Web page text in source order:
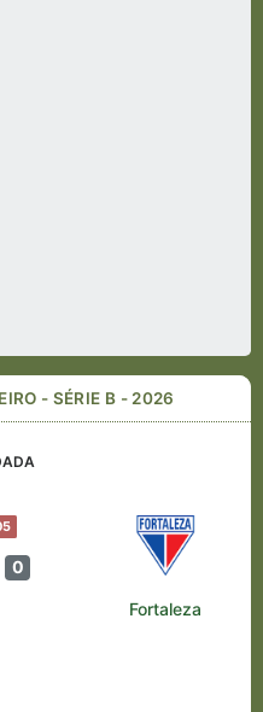
- SÉRIE B - 2026
0
Fortaleza